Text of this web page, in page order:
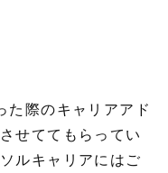
た際のキャリアアド
せててもらってい
ルキャリアにはご